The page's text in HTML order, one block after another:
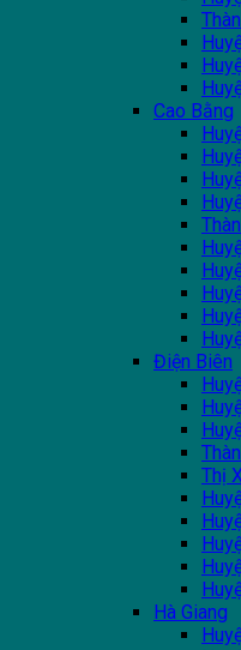
Cao Bằng
Điện Biên
Thị
Hà Giang